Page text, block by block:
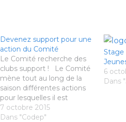
Devenez support pour une
action du Comité
Le Comité recherche des
clubs support ! Le Comité
mène tout au long de la
saison différentes actions
pour lesquelles il est
nécessaire d'avoir un club
support : - Plateaux
7 octobre 2015
Dans "Codep"
Stage
6
Dans